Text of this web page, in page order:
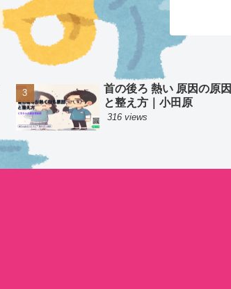
首の後ろ 熱い 原因の原因
と整え方｜小田原
316 views